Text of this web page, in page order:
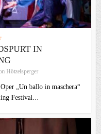
IN
Hötzelsperger
„Un ballo in maschera“
Festival...